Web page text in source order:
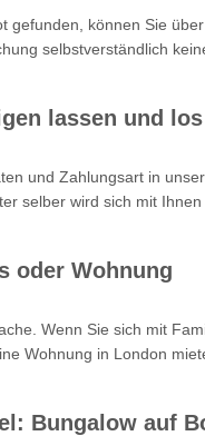
gefunden, können Sie
selbstverständlich
lassen und
und Zahlungsart in
selber wird sich mit
oder Wohnung
Wenn Sie sich mit
Wohnung in London
Bungalow auf